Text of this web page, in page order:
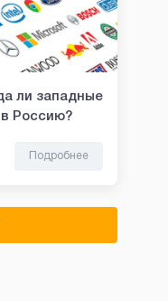
ли западные
Россию?
Подробнее